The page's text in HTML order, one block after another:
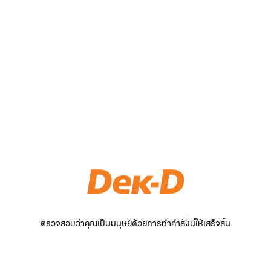
ตรวจสอบว่าคุณเป็นมนุษย์ด้วยการทำคำสั่งนี้ให้เสร็จสิ้น